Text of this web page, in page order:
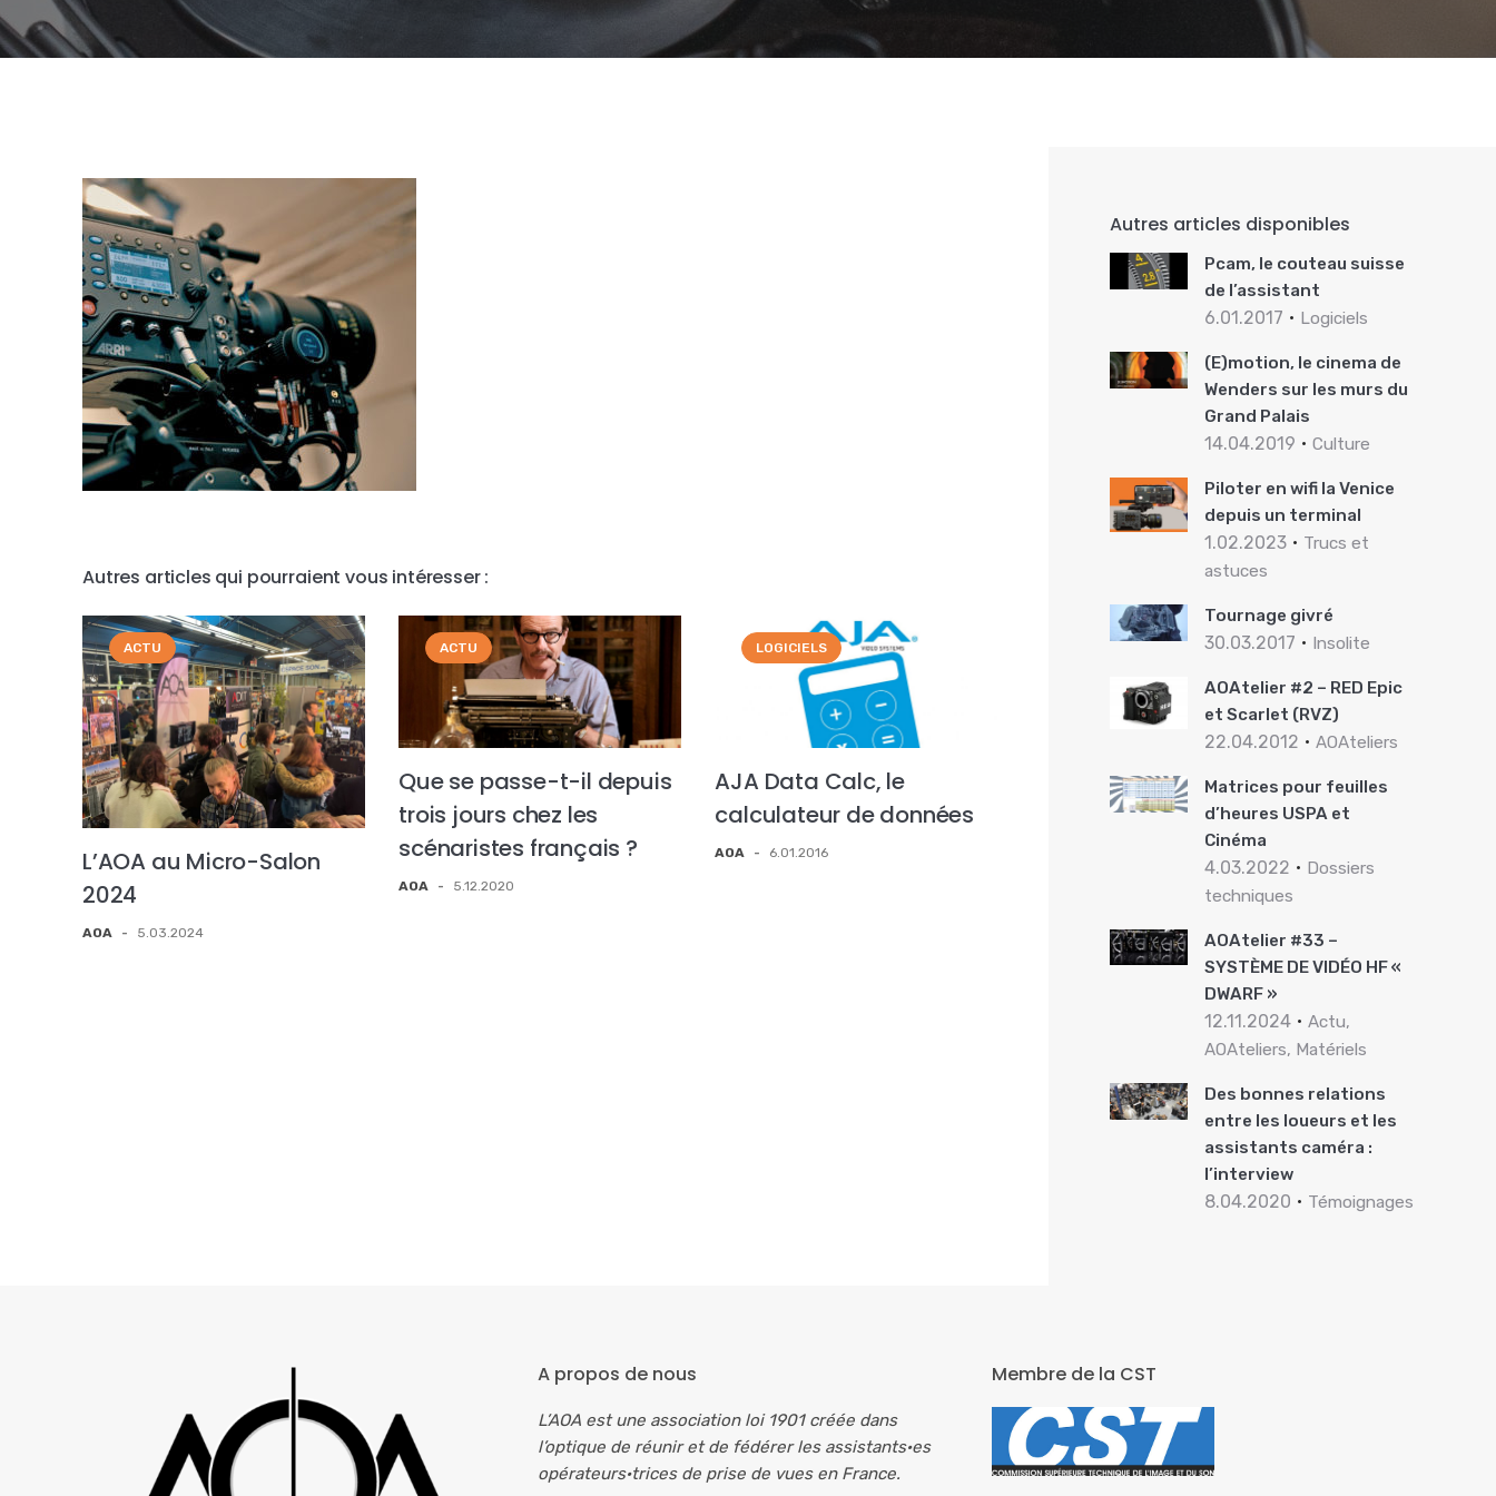
Autres articles qui pourraient vous intéresser :
ACTU
L’AOA au Micro-Salon
2024
AOA - 5.03.2024
ACTU
Que se passe-t-il depuis
trois jours chez les
scénaristes français ?
AOA - 5.12.2020
LOGICIELS
AJA Data Calc, le
calculateur de données
AOA - 6.01.2016
Autres articles disponibles
Pcam, le couteau suisse
de l’assistant
6.01.2017 Logiciels
(E)motion, le cinema de
Wenders sur les murs du
Grand Palais
14.04.2019 Culture
Piloter en wifi la Venice
depuis un terminal
1.02.2023
Trucs et
astuces
Tournage givré
30.03.2017 Insolite
AOAtelier #2 – RED Epic
et Scarlet (RVZ)
22.04.2012 AOAteliers
Matrices pour feuilles
d’heures USPA et
Cinéma
4.03.2022
Dossiers
techniques
AOAtelier #33 –
SYSTÈME DE VIDÉO HF «
DWARF »
12.11.2024
Actu,
AOAteliers, Matériels
Des bonnes relations
entre les loueurs et les
assistants caméra :
l’interview
8.04.2020 Témoignages
A propos de nous
L’AOA est une association loi 1901 créée dans
l’optique de réunir et de fédérer les assistants·es
opérateurs·trices de prise de vues en France.
Membre de la CST